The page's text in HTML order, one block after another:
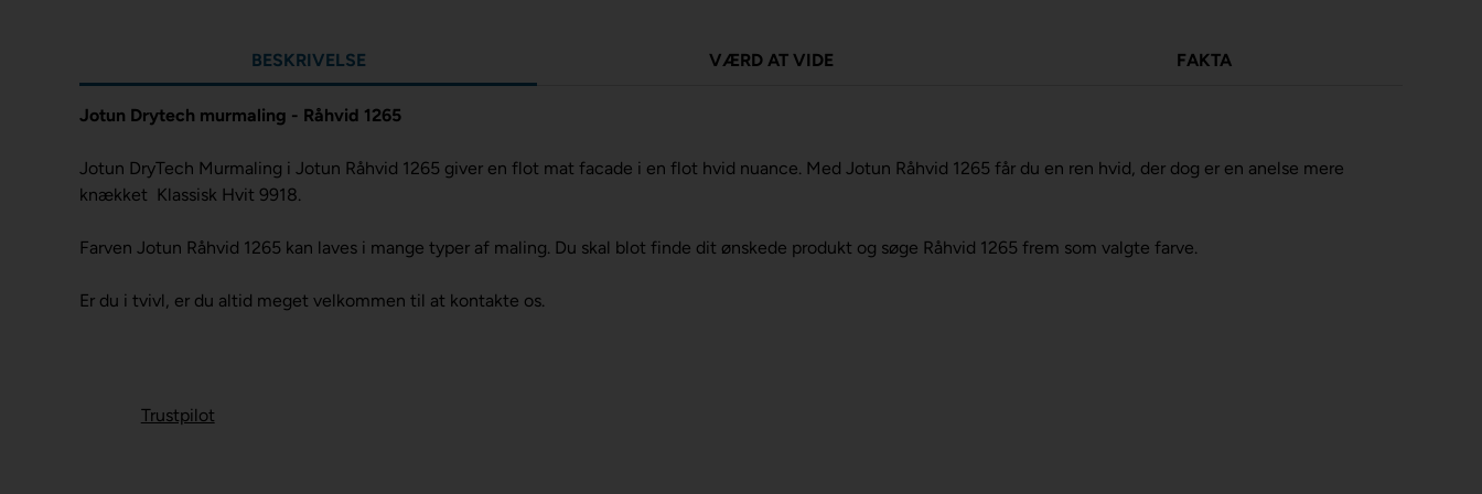
BESKRIVELSE VÆRD AT VIDE FAKTA
Jotun Drytech murmaling - Råhvid 1265
Jotun DryTech Murmaling i Jotun Råhvid 1265 giver en flot mat facade i en flot hvid nuance. Med Jotun Råhvid 1265 får du en ren hvid, der dog er en anelse mere
knækket Klassisk Hvit 9918.
Farven Jotun Råhvid 1265 kan laves i mange typer af maling. Du skal blot finde dit ønskede produkt og søge Råhvid 1265 frem som valgte farve.
Er du i tvivl, er du altid meget velkommen til at kontakte os.
Trustpilot